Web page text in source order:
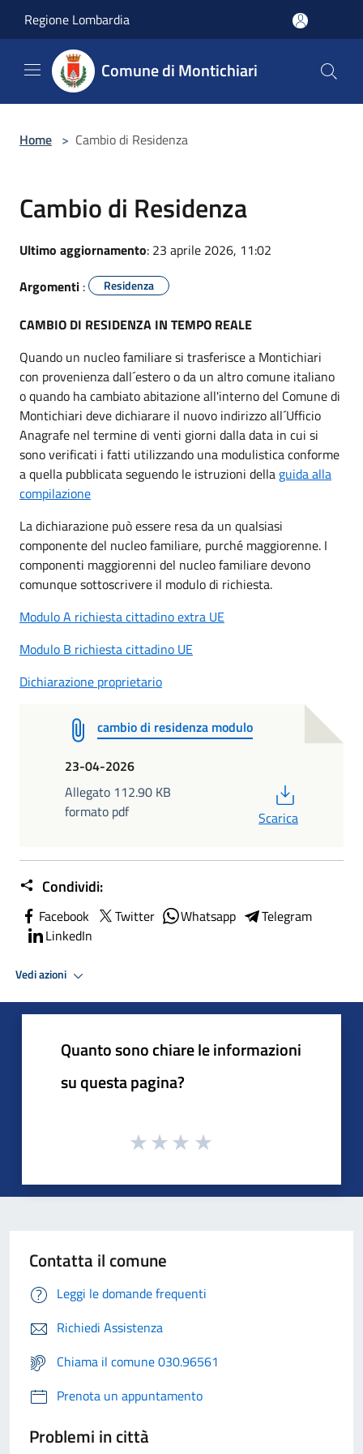
Regione Lombardia
Comune di Montichiari
Home > Cambio di Residenza
Cambio di Residenza
Ultimo aggiornamento: 23 aprile 2026, 11:02
Argomenti : Residenza
CAMBIO DI RESIDENZA IN TEMPO REALE
Quando un nucleo familiare si trasferisce a Montichiari
con provenienza dall´estero o da un altro comune italiano
o quando ha cambiato abitazione all'interno del Comune di
Montichiari deve dichiarare il nuovo indirizzo all´Ufficio
Anagrafe nel termine di venti giorni dalla data in cui si
sono verificati i fatti utilizzando una modulistica conforme
a quella pubblicata seguendo le istruzioni della guida alla
compilazione
La dichiarazione può essere resa da un qualsiasi
componente del nucleo familiare, purché maggiorenne. I
componenti maggiorenni del nucleo familiare devono
comunque sottoscrivere il modulo di richiesta.
Modulo A richiesta cittadino extra UE
Modulo B richiesta cittadino UE
Dichiarazione proprietario
cambio di residenza modulo
23-04-2026
Allegato 112.90 KB
formato pdf
Scarica
Condividi:
Facebook Twitter Whatsapp
Telegram
LinkedIn
Vedi azioni
Quanto sono chiare le informazioni
su questa pagina?
Contatta il comune
Leggi le domande frequenti
Richiedi Assistenza
Chiama il comune 030.96561
Prenota un appuntamento
Problemi in città